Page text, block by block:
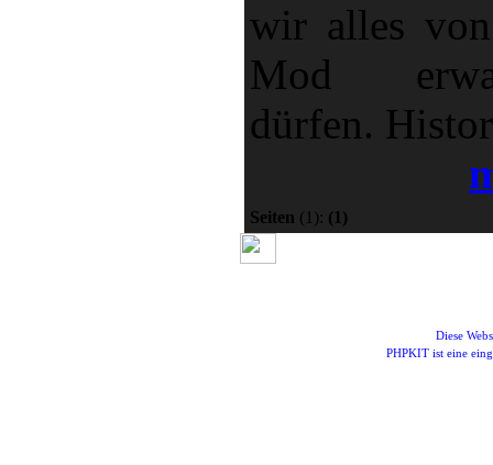
wir alles
Mod
dürfen.
Seiten (1): (1)
Diese
PHPKIT ist eine